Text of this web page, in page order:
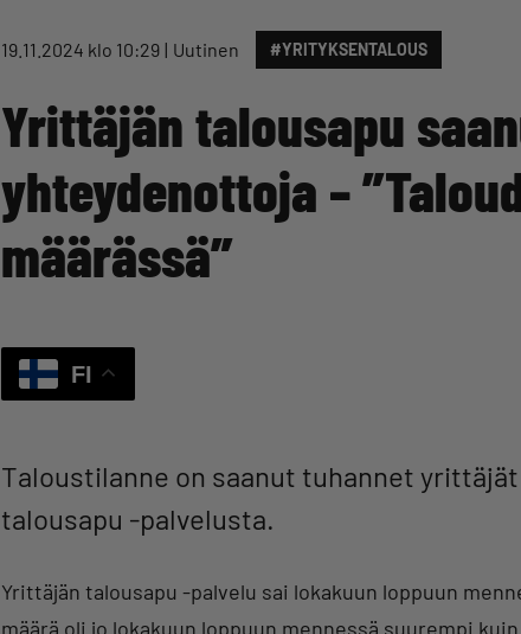
19.11.2024 klo 10:29 Uutinen #YRITYKSENTALOUS
Yrittäjän talousapu
yhteydenottoja –
määrässä”
FI
Taloustilanne on saanut tuhannet
talousapu -palvelusta.
Yrittäjän talousapu -palvelu sai lokakuun loppuun
määrä oli jo lokakuun loppuun mennessä suurempi